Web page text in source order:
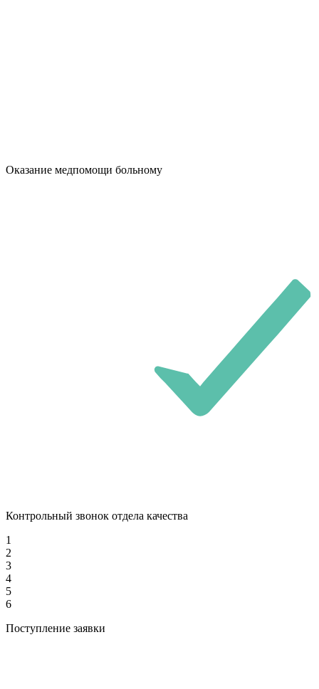
Оказание медпомощи больному
Контрольный звонок отдела качества
1
2
3
4
5
6
Поступление заявки